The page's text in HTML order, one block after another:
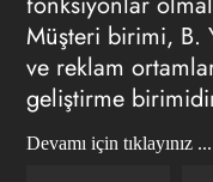
Müşteri birimi, B.
ve reklam
geliştirme
Devamı için tıklayınız ...